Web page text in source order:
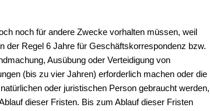
noch für andere Zwecke vorhalten müssen, weil
der Regel 6 Jahre für Geschäftskorrespondenz bzw.
Ausübung oder Verteidigung von
(bis zu vier Jahren) erforderlich machen oder die
oder juristischen Person gebraucht werden,
dieser Fristen. Bis zum Ablauf dieser Fristen